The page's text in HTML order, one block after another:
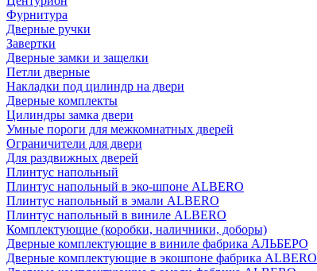
Фурнитура
Дверные ручки
Завертки
Дверные замки и защелки
Петли дверные
Накладки под цилиндр на двери
Дверные комплекты
Цилиндры замка двери
Умные пороги для межкомнатных дверей
Ограничители для двери
Для раздвижных дверей
Плинтус напольный
Плинтус напольный в эко-шпоне ALBERO
Плинтус напольный в эмали ALBERO
Плинтус напольный в виниле ALBERO
Комплектующие (коробки, наличники, доборы)
Дверные комплектующие в виниле фабрика АЛЬБЕРО
Дверные комплектующие в экошпоне фабрика ALBERO